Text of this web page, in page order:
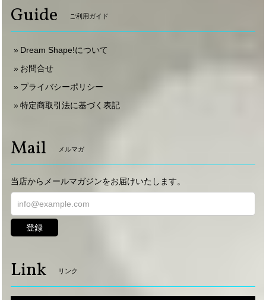
Guide ご利用ガイド
Dream Shape!について
お問合せ
プライバシーポリシー
特定商取引法に基づく表記
Mail メルマガ
当店からメールマガジンをお届けいたします。
登録
Link リンク